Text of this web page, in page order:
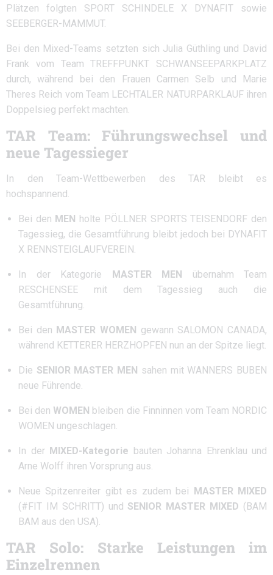
Plätzen folgten SPORT SCHINDELE X DYNAFIT sowie
SEEBERGER-MAMMUT.
Bei den Mixed-Teams setzten sich Julia Güthling und David
Frank vom Team TREFFPUNKT SCHWANSEEPARKPLATZ
durch, während bei den Frauen Carmen Selb und Marie
Theres Reich vom Team LECHTALER NATURPARKLAUF ihren
Doppelsieg perfekt machten.
TAR Team: Führungswechsel und
neue Tagessieger
In den Team-Wettbewerben des TAR bleibt es
hochspannend.
Bei den MEN holte PÖLLNER SPORTS TEISENDORF den
Tagessieg, die Gesamtführung bleibt jedoch bei DYNAFIT
X RENNSTEIGLAUFVEREIN.
In der Kategorie MASTER MEN übernahm Team
RESCHENSEE mit dem Tagessieg auch die
Gesamtführung.
Bei den MASTER WOMEN gewann SALOMON CANADA,
während KETTERER HERZHOPFEN nun an der Spitze liegt.
Die SENIOR MASTER MEN sahen mit WANNERS BUBEN
neue Führende.
Bei den WOMEN bleiben die Finninnen vom Team NORDIC
WOMEN ungeschlagen.
In der MIXED-Kategorie bauten Johanna Ehrenklau und
Arne Wolff ihren Vorsprung aus.
Neue Spitzenreiter gibt es zudem bei MASTER MIXED
(#FIT IM SCHRITT) und SENIOR MASTER MIXED (BAM
BAM aus den USA).
TAR Solo: Starke Leistungen im
Einzelrennen